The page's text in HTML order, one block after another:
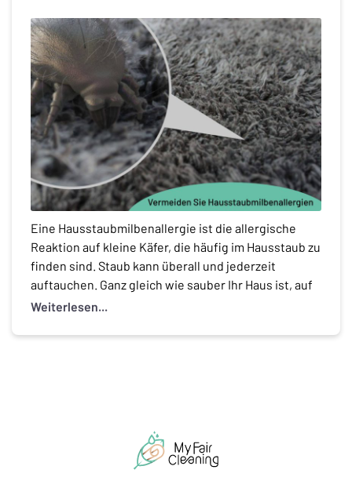
Eine Hausstaubmilbenallergie ist die allergische
Reaktion auf kleine Käfer, die häufig im Hausstaub zu
finden sind. Staub kann überall und jederzeit
auftauchen. Ganz gleich wie sauber Ihr Haus ist, auf
Sofakissen, Vorhängen, Gardinen, Teppichen,
Staub. Laut einer Studie leiden allein in Deutschland
Weiterlesen...